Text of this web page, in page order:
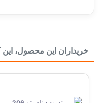
بسته بندی
خریداران این محصول، این